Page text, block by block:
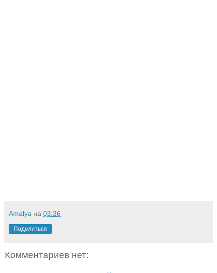
Amalya на 03:36
Поделиться
Комментариев нет: